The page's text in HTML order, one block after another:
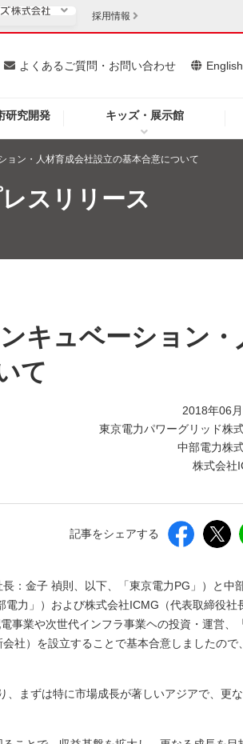
研究開発 キッズ・展示館
よくあるご質問・お問い合わせ English
安定供給
企業情報
）
法人のお客さま
採用情報
ョン・人材育成会社設立の基本合意について
スリリース
キュベーション・
て
2018年06
東京電力パワーグリッド株
中部電力株
株式会社
記事をシェアする
：金子 禎則、以下、「東京電力PG」）と中
力」）および株式会社ICMG（代表取締役社
事業や次世代インフラ事業ヘの投資・運営、
社）を設立することで基本合意しましたので
、まずは特に市場成長が著しいアジアで、更